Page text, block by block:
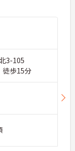
3-105
徒歩15分